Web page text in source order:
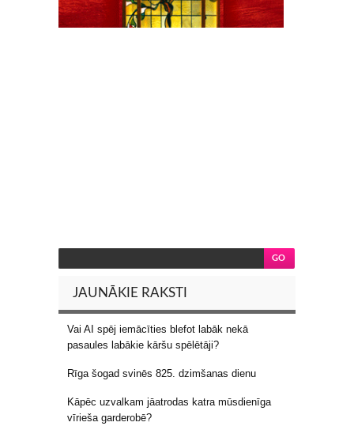
JAUNĀKIE RAKSTI
Vai AI spēj iemācīties blefot labāk nekā
pasaules labākie kāršu spēlētāji?
Rīga šogad svinēs 825. dzimšanas dienu
Kāpēc uzvalkam jāatrodas katra mūsdienīga
vīrieša garderobē?